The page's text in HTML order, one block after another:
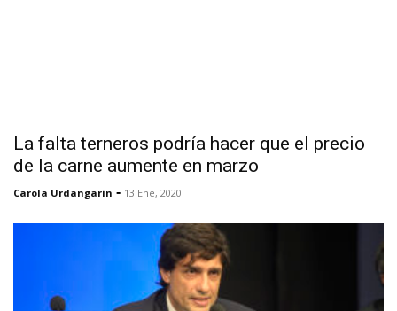
La falta terneros podría hacer que el precio
de la carne aumente en marzo
Carola Urdangarin - 13 Ene, 2020